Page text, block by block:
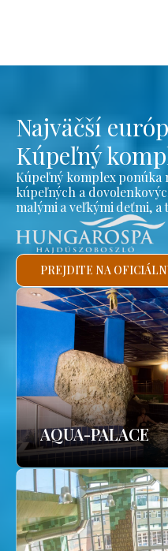
Najväčší
Kúpeľný
Kúpeľný komplex ponúka
kúpeľných a
malými a veľkými deťmi, a
PREJDITE NA
AQUA-PALACE